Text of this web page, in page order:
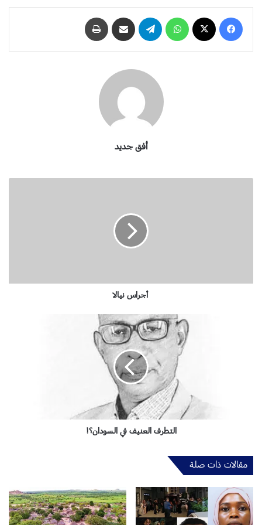
أفق جديد
ا
أجراس نيالا
ف
س
التطرف العنيف في السودان؟!
مقالات ذات صلة